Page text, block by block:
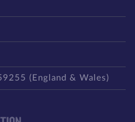
(England & Wales)